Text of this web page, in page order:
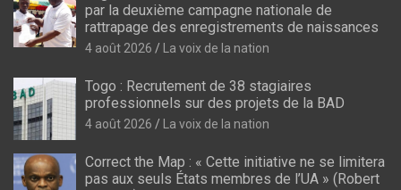
par la deuxième campagne nationale de
rattrapage des enregistrements de naissances
4 août 2026 La voix de la nation
Togo : Recrutement de 38 stagiaires
professionnels sur des projets de la BAD
4 août 2026 La voix de la nation
Correct the Map : « Cette initiative ne se limitera
pas aux seuls États membres de l’UA » (Robert